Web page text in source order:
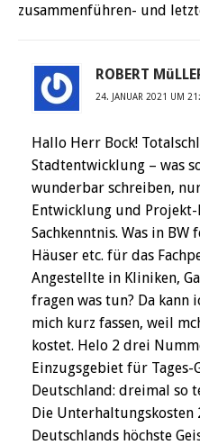
zusammenführen- und
ROBERT
24. JANUAR 2021 UM
Hallo Herr Bock!
Stadtentwicklung – was
wunderbar schreiben,
Entwicklung und
Sachkenntnis. Was in
Häuser etc. für das
Angestellte in Kliniken,
fragen was tun? Da kann
mich kurz fassen, weil
kostet. Helo 2 drei
Einzugsgebiet für Tages-
Deutschland: dreimal so
Die Unterhaltungskosten
Deutschlands höchste